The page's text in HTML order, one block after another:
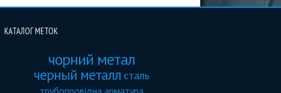
КАТАЛОГ МЕТОК
чорний метал
черный металл сталь
трубопровідна арматура